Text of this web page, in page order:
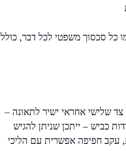
כל סכסוך משפטי לכל דבר, כולל
שלישי אחראי ישיר לתאונה –
כביש – ייתכן שניתן להגיש
עקב חפיפה אפשרית עם הליכי